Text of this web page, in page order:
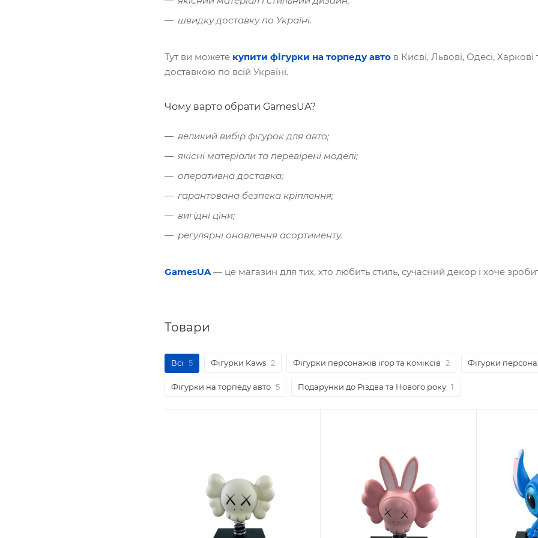
швидку доставку по Україні.
Тут ви можете купити фігурки на торпеду авто в Києві, Львові, Одесі, Харкові
доставкою по всій Україні.
Чому варто обрати GamesUA?
великий вибір фігурок для авто;
якісні матеріали та перевірені моделі;
оперативна доставка;
гарантована безпека кріплення;
вигідні ціни;
регулярні оновлення асортименту.
GamesUA — це магазин для тих, хто любить стиль, сучасний декор і хоче
Товари
Всі 5 Фігурки Kaws 2 Фігурки персонажів ігор та коміксів 2 Фігурки
Фігурки на торпеду авто 5 Подарунки до Різдва та Нового року 1